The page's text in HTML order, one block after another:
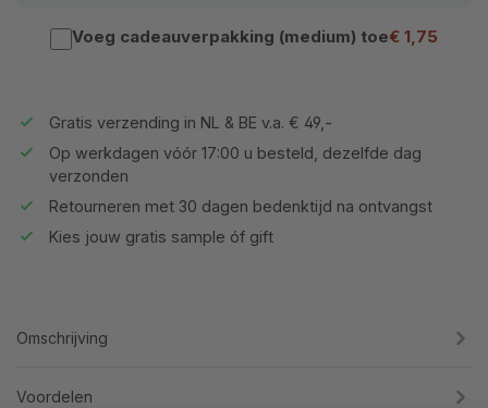
Voeg cadeauverpakking (medium) toe€ 1,75
Gratis verzending in NL & BE v.a. € 49,-
Op werkdagen vóór 17:00 u besteld, dezelfde dag
verzonden
Retourneren met 30 dagen bedenktijd na ontvangst
Kies jouw gratis sample óf gift
Omschrijving
Voordelen